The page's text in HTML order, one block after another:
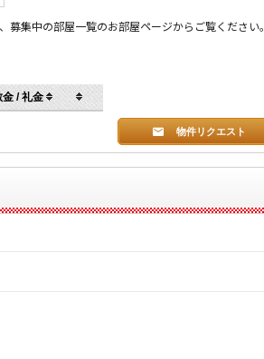
集中の部屋一覧のお部屋ページからご覧ください。
金 / 礼金
物件リクエスト